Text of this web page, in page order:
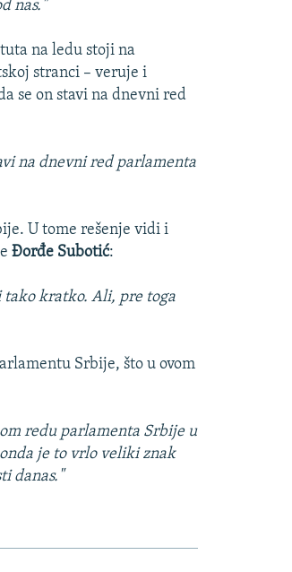
nas."
na ledu stoji na
stranci – veruje i
se on stavi na dnevni red
na dnevni red parlamenta
U tome rešenje vidi i
Đorđe Subotić:
tako kratko. Ali, pre toga
Srbije, što u ovom
redu parlamenta Srbije u
je to vrlo veliki znak
danas."